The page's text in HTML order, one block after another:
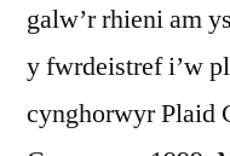
galw’r rhieni am
y fwrdeistref i’w
cynghorwyr Plaid